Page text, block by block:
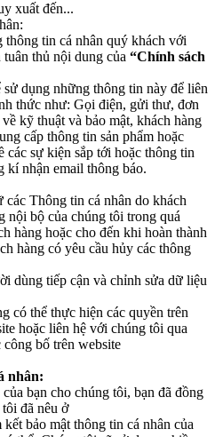
xuất đến...
tin cá nhân quý khách với
thủ nội dung của “Chính sách
dụng những thông tin này để liên
thức như: Gọi điện, gửi thư, đơn
kỹ thuật và bảo mật, khách hàng
cấp thông tin sản phẩm hoặc
sự kiện sắp tới hoặc thông tin
kí nhận email thông báo.
các Thông tin cá nhân do khách
nội bộ của chúng tôi trong quá
hàng hoặc cho đến khi hoàn thành
hàng có yêu cầu hủy các thông
dùng tiếp cận và chỉnh sửa dữ liệu
có thể thực hiện các quyền trên
hoặc liên hệ với chúng tôi qua
bố trên website
nhân:
bạn cho chúng tôi, bạn đã đồng
đã nêu ở
bảo mật thông tin cá nhân của